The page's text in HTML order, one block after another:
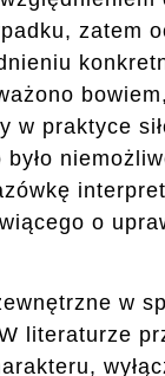
zatem
w praktyce
o
w
literaturze